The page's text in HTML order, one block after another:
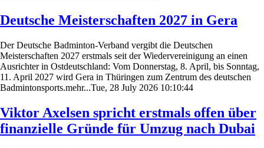
Deutsche Meisterschaften 2027 in Gera
Der Deutsche Badminton-Verband vergibt die Deutschen
Meisterschaften 2027 erstmals seit der Wiedervereinigung an einen
Ausrichter in Ostdeutschland: Vom Donnerstag, 8. April, bis Sonntag,
11. April 2027 wird Gera in Thüringen zum Zentrum des deutschen
Badmintonsports.mehr...Tue, 28 July 2026 10:10:44
Viktor Axelsen spricht erstmals offen über
finanzielle Gründe für Umzug nach Dubai